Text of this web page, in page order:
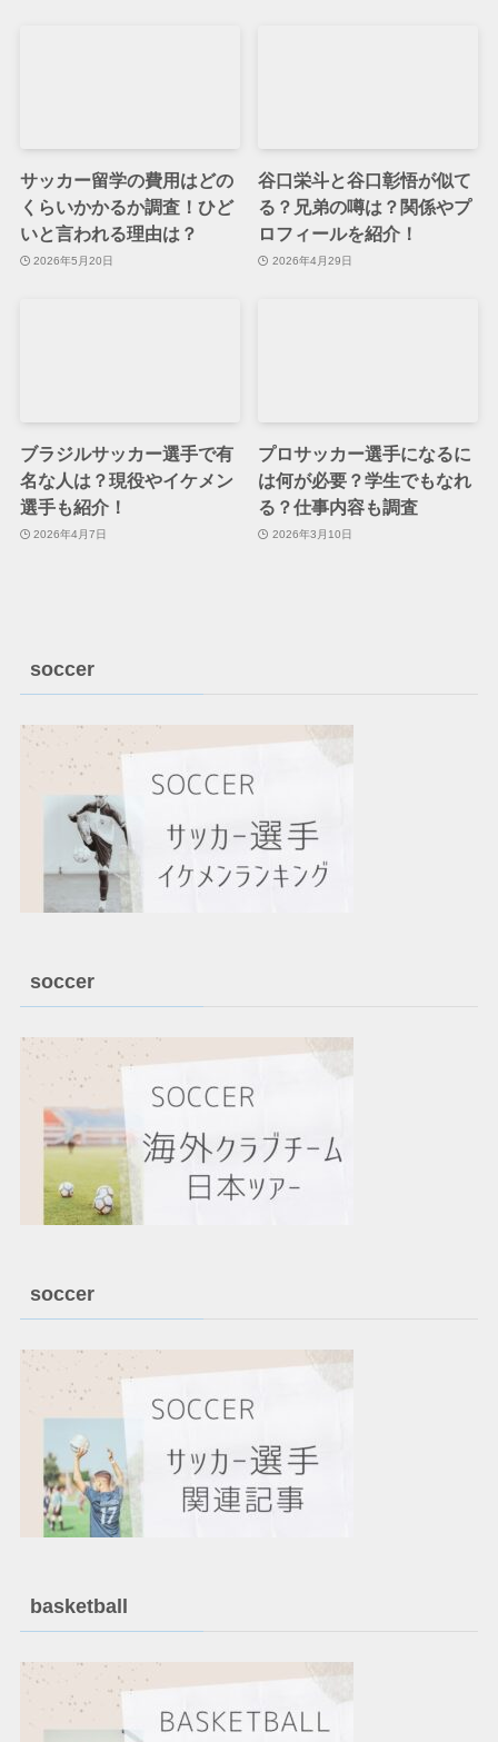
サッカー留学の費用はどの
くらいかかるか調査！ひど
いと言われる理由は？
2026年5月20日
谷口栄斗と谷口彰悟が似て
る？兄弟の噂は？関係やプ
ロフィールを紹介！
2026年4月29日
ブラジルサッカー選手で有
名な人は？現役やイケメン
選手も紹介！
2026年4月7日
プロサッカー選手になるに
は何が必要？学生でもなれ
る？仕事内容も調査
2026年3月10日
soccer
soccer
soccer
basketball